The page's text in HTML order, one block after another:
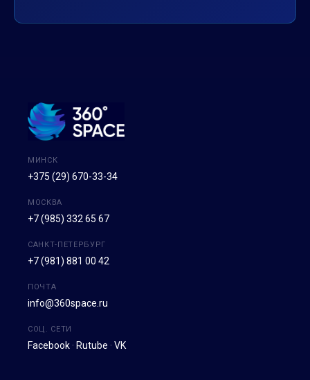
МИНСК
+375 (29) 670-33-34
МОСКВА
+7 (985) 332 65 67
САНКТ-ПЕТЕРБУРГ
+7 (981) 881 00 42
ПОЧТА
info@360space.ru
СОЦ. СЕТИ
Facebook · Rutube · VK